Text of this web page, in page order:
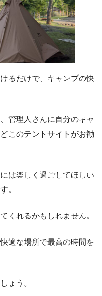
るだけで、キャンプの快
管理人さんに自分のキャ
このテントサイトがお勧
は楽しく過ごしてほしい
。
くれるかもしれません。
適な場所で最高の時間を
ょう。